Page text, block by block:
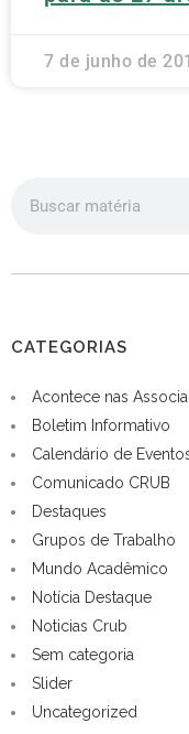
7 de junho de
CATEGORIAS
Acontece nas
Boletim Informativo
Calendário de
Comunicado CRUB
Destaques
Grupos de Trabalho
Mundo Acadêmico
Notícia Destaque
Noticias Crub
Sem categoria
Slider
Uncategorized